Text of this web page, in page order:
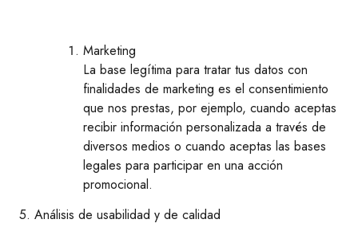
Marketing
La base legítima para tratar tus datos con
finalidades de marketing es el consentimiento
que nos prestas, por ejemplo, cuando aceptas
recibir información personalizada a través de
diversos medios o cuando aceptas las bases
legales para participar en una acción
promocional.
5. Análisis de usabilidad y de calidad